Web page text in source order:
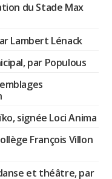
du Stade Max
Lambert Lénack
par Populous
signée Loci Anima
François Villon
et théâtre, par